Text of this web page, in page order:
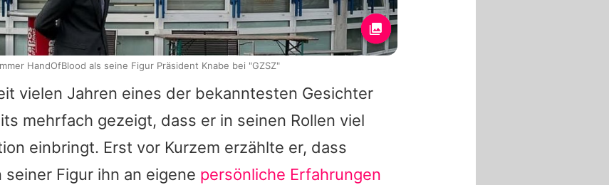
vielen Jahren eines der bekanntesten Gesichter
mehrfach gezeigt, dass er in seinen Rollen viel
einbringt. Erst vor Kurzem erzählte er, dass
Figur ihn an eigene persönliche Erfahrungen
HandOfBlood als seine Figur Präsident Knabe bei "GZSZ"